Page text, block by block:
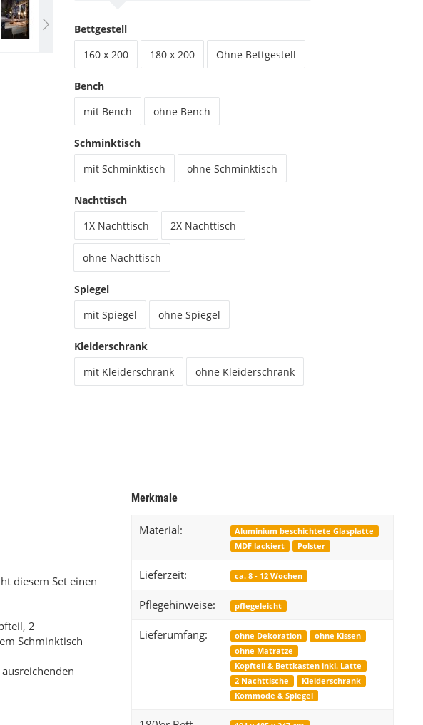
Bettgestell
160 x 200
180 x 200 Ohne Bettgestell
Bench
mit Bench
ohne Bench
Schminktisch
mit Schminktisch
ohne Schminktisch
Nachttisch
1X Nachttisch
2X Nachttisch
ohne Nachttisch
Spiegel
mit Spiegel
ohne Spiegel
Kleiderschrank
mit Kleiderschrank
ohne Kleiderschrank
diesem Set einen
2
Schminktisch
Merkmale
Material:
Aluminium beschichtete Glasplatte
MDF lackiert
Polster
Lieferzeit: ca. 8 - 12 Wochen
Pflegehinweise: pflegeleicht
Lieferumfang: ohne Dekoration
ohne Kissen
ohne Matratze
Kopfteil & Bettkasten inkl. Latte
2 Nachttische
Kleiderschrank
Kommode & Spiegel